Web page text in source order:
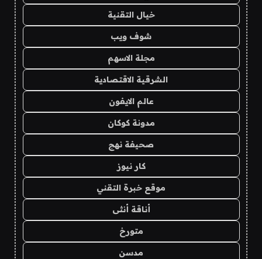
خيال التقنية
شوف ويب
مجلة الاسهم
الشرقية الاقتصادية
عالم الايفون
مدونة كوكان
صحيفة نهج
كار نيوز
موقع خبرة التقني
أناقة أنثى
متورخ
مدسن